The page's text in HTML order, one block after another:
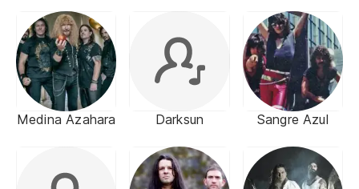
Medina Azahara Darksun Sangre Azul